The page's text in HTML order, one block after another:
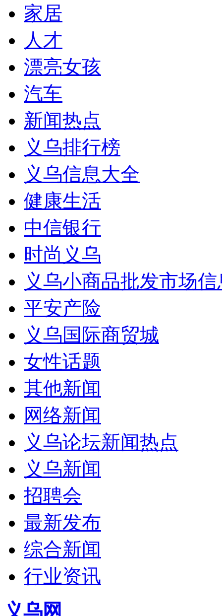
家居
人才
漂亮女孩
汽车
新闻热点
义乌排行榜
义乌信息大全
健康生活
中信银行
时尚义乌
义乌小商品批发市场
平安产险
义乌国际商贸城
女性话题
其他新闻
网络新闻
义乌论坛新闻热点
义乌新闻
招聘会
最新发布
综合新闻
行业资讯
义乌网